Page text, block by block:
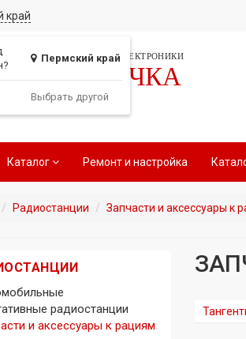
край
Пермский край
Выбрать другой
СЕТЬ МАГАЗИНОВ АВТОЭЛЕКТРОНИКИ
РАДИОТОЧКА
Каталог Ремонт и настройка
Радиостанции Запчасти и аксессуары к
радиостанции
и аксессуары к рациям